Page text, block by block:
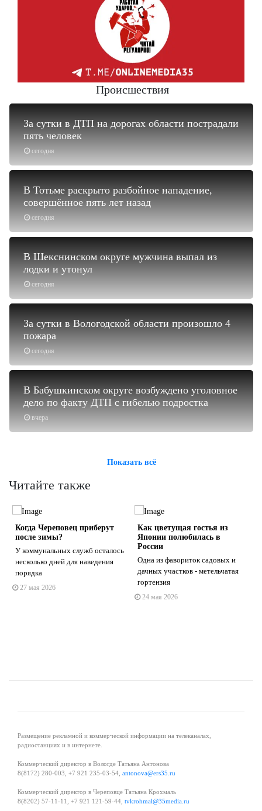
Происшествия
сегодня
За сутки в ДТП на дорогах области пострадали
пять человек
сегодня
В Тотьме раскрыто разбойное нападение,
совершённое пять лет назад
сегодня
В Шекснинском округе мужчина выпал из
лодки и утонул
сегодня
За сутки в Вологодской области произошло 4
пожара
вчера
В Бабушкинском округе возбуждено уголовное
дело по факту ДТП с гибелью подростка
Показать всё
Читайте также
Когда Череповец приберут
после зимы?
У коммунальных служб осталось
несколько дней для наведения
порядка
27 мая 2026
Как цветущая гостья из
Японии полюбилась в
России
Одна из фавориток садовых и
дачных участков - метельчатая
гортензия
24 мая 2026
Размещение рекламной и коммерческой информации на телеканалах,
радиостанциях и в интернете.
Коммерческий директор в Вологде Татьяна Антонова
8(8172) 280-003, +7 921 235-03-54, antonova@ers35.ru
Коммерческий директор в Череповце Татьяна Крохмаль
8(8202) 57-11-11, +7 921 121-59-44, tvkrohmal@35media.ru